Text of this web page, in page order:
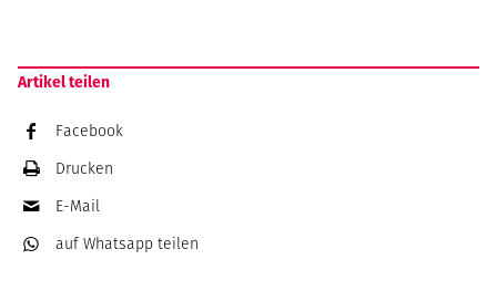
Artikel teilen
Facebook
Drucken
E-Mail
auf Whatsappteilen